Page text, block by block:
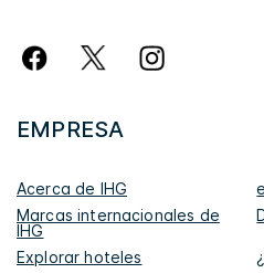
EMPRESA
Acerca de IHG
Marcas internacionales de
IHG
Explorar hoteles